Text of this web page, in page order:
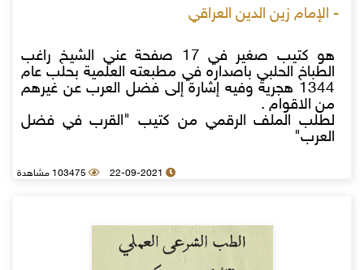
- الإمام زين الدين العراقي
هو كتيب صغير في 17 صفحة عني الشيخ راغب
الطباخ الحلبي باصداره في مطبعته العلمية بحلب عام
1344 هجرية وفيه إشارة إلى فضل العرب عن غيرهم
من الاقوام .
لطلب الملف الرقمي من كتيب "القرب في فضل
العرب"
22-09-2021 103475 مشاهدة